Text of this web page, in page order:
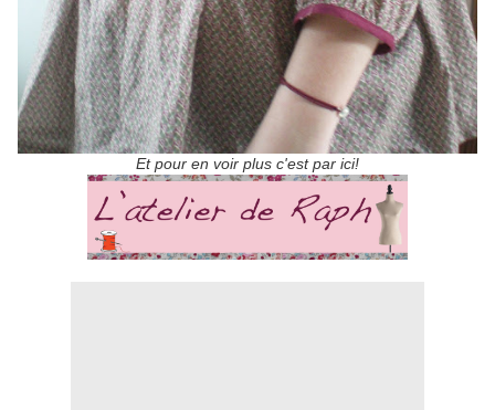
Et pour en voir plus c'est par ici!